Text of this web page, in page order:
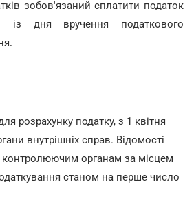
зобов'язаний сплатити податок
із дня вручення податкового
розрахунку податку, з 1 квітня
внутрішніх справ. Відомості
органам за місцем
станом на перше число